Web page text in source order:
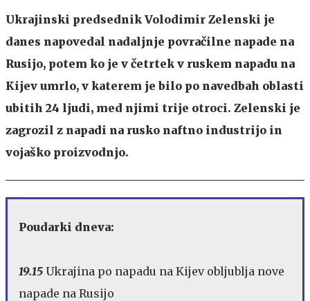
Ukrajinski predsednik Volodimir Zelenski je
danes napovedal nadaljnje povračilne napade na
Rusijo, potem ko je v četrtek v ruskem napadu na
Kijev umrlo, v katerem je bilo po navedbah oblasti
ubitih 24 ljudi, med njimi trije otroci. Zelenski je
zagrozil z napadi na rusko naftno industrijo in
vojaško proizvodnjo.
Poudarki dneva:
19.15 Ukrajina po napadu na Kijev obljublja nove
napade na Rusijo